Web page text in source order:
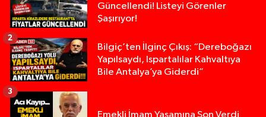
Güncellendi! Listeyi Görenler
Şaşırıyor!
Bilgiç’ten İlginç Çıkış: “Dereboğazı
Yapılsaydı, Ispartalılar Kahvaltıya
Bile Antalya’ya Giderdi”
2
Emekli İmam Yaşamına Son Verdi
3